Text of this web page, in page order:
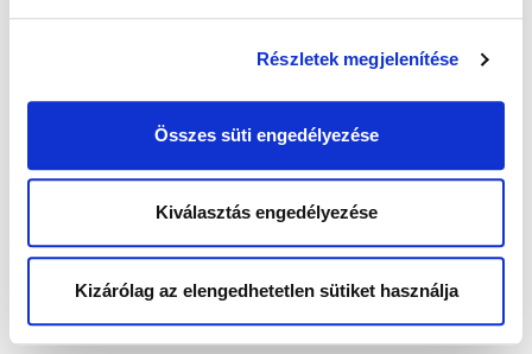
Részletek megjelenítése
Összes süti engedélyezése
Kiválasztás engedélyezése
Kizárólag az elengedhetetlen sütiket használja